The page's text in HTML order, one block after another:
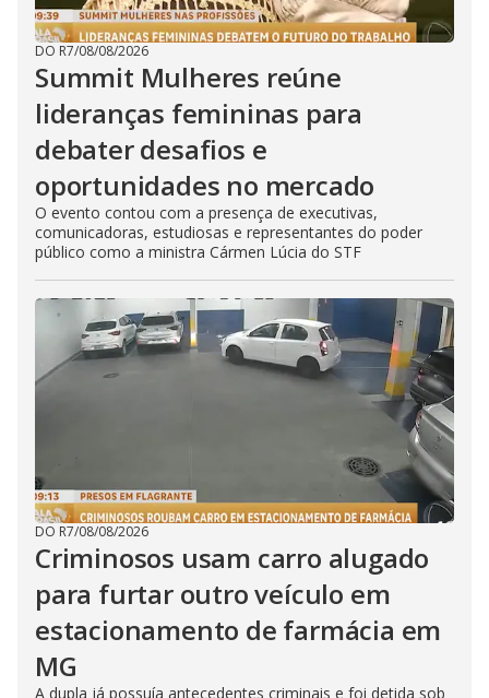
DO R7/08/08/2026
Summit Mulheres reúne
lideranças femininas para
debater desafios e
oportunidades no mercado
O evento contou com a presença de executivas,
comunicadoras, estudiosas e representantes do poder
público como a ministra Cármen Lúcia do STF
DO R7/08/08/2026
Criminosos usam carro alugado
para furtar outro veículo em
estacionamento de farmácia em
MG
A dupla já possuía antecedentes criminais e foi detida sob